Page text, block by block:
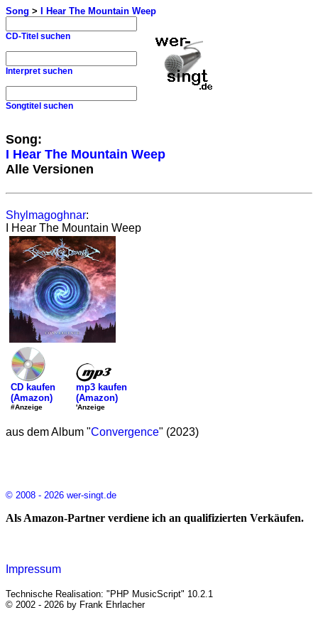
Song > I Hear The Mountain Weep
CD-Titel suchen
Interpret suchen
Songtitel suchen
Song:
I Hear The Mountain Weep
Alle Versionen
Shylmagoghnar:
I Hear The Mountain Weep
CD kaufen
(Amazon)
#Anzeige
mp3 kaufen
(Amazon)
'Anzeige
aus dem Album "Convergence" (2023)
© 2008 - 2026 wer-singt.de
Als Amazon-Partner verdiene ich an qualifizierten Verkäufen.
Impressum
Technische Realisation: "PHP MusicScript" 10.2.1
© 2002 - 2026 by Frank Ehrlacher